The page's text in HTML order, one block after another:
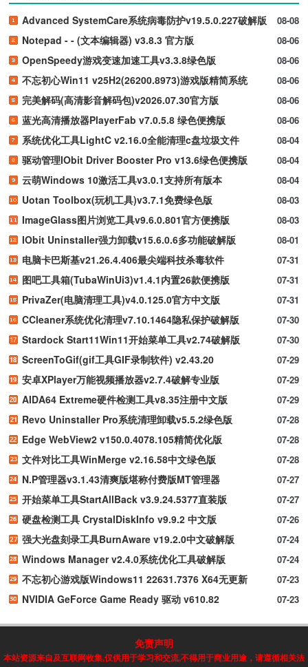
08-08
Advanced SystemCare系统病毒防护v19.5.0.227破解版
08-06
Notepad - - (文本编辑器) v3.8.3 官方版
08-06
OpenSpeedy游戏变速加速工具v3.3.8绿色版
08-06
不忘初心Win11 v25H2(26200.8973)游戏版精简系统
08-06
完美解码(高清影音解码包)v2026.07.30官方版
08-06
蓝光高清播放器PlayerFab v7.0.5.8 绿色便携版
08-04
系统优化工具LightC v2.16.0全能清理c盘垃圾文件
08-04
驱动管理IObit Driver Booster Pro v13.6绿色便携版
08-04
云萌Windows 10激活工具v3.0.1支持所有版本
08-03
Uotan Toolbox(玩机工具)v3.7.1免费绿色版
08-03
ImageGlass图片浏览工具v9.6.0.801官方便携版
08-01
IObit Uninstaller强力卸载v15.6.0.6多功能破解版
07-31
电脑卡巴斯基v21.26.4.406最尖端科技杀毒软件
07-31
图吧工具箱(TubaWinUi3)v1.4.1内置26款便携版
07-31
PrivaZer(电脑清理工具)v4.0.125.0官方中文版
07-30
CCleaner系统优化清理v7.10.1464隐私保护破解版
07-30
Stardock Start11Win11开始菜单工具v2.74破解版
07-29
ScreenToGif(gif工具GIF录制软件) v2.43.20
07-29
安卓XPlayer万能视频播放器v2.7.4破解专业版
07-29
AIDA64 Extreme硬件检测工具v8.35注册中文版
07-28
Revo Uninstaller Pro系统清理卸载v5.5.2绿色版
07-28
Edge WebView2 v150.0.4078.105精简优化版
07-28
文件对比工具WinMerge v2.16.58中文绿色版
07-27
N.P管理器v3.1.43清爽版堪称付费版MT管理器
07-27
开始菜单工具StartAllBack v3.9.24.5377直装版
07-26
硬盘检测工具 CrystalDiskInfo v9.9.2 中文版
07-24
强大光盘刻录工具BurnAware v19.2.0中文破解版
07-24
Windows Manager v2.4.0系统优化工具破解版
07-23
不忘初心游戏版Windows11 22631.7376 X64无更新
07-23
NVIDIA GeForce Game Ready 驱动 v610.82
免责声明
本站资源来自及互联网收集,仅供用于学习和交流,不得用于商业用途，请遵循相关法